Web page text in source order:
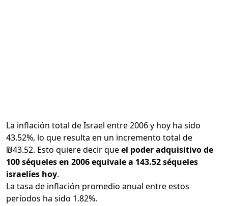
La inflación total de Israel entre 2006 y hoy ha sido
43.52%, lo que resulta en un incremento total de
₪43.52. Esto quiere decir queel poder adquisitivo de
100 séqueles en 2006 equivale a 143.52 séqueles
israelíes hoy.
La tasa de inflación promedio anual entre estos
períodos ha sido 1.82%.